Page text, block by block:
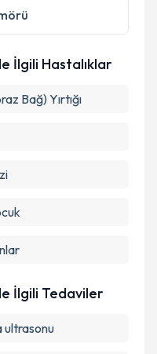
İlgili Hastalıklar
Bağ) Yırtığı
İlgili Tedaviler
ultrasonu